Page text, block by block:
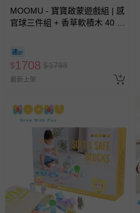
MOOMU - 寶寶啟蒙遊戲組 | 感
官球三件組 + 香草軟積木 40 片
$1708 $1798
最新上架